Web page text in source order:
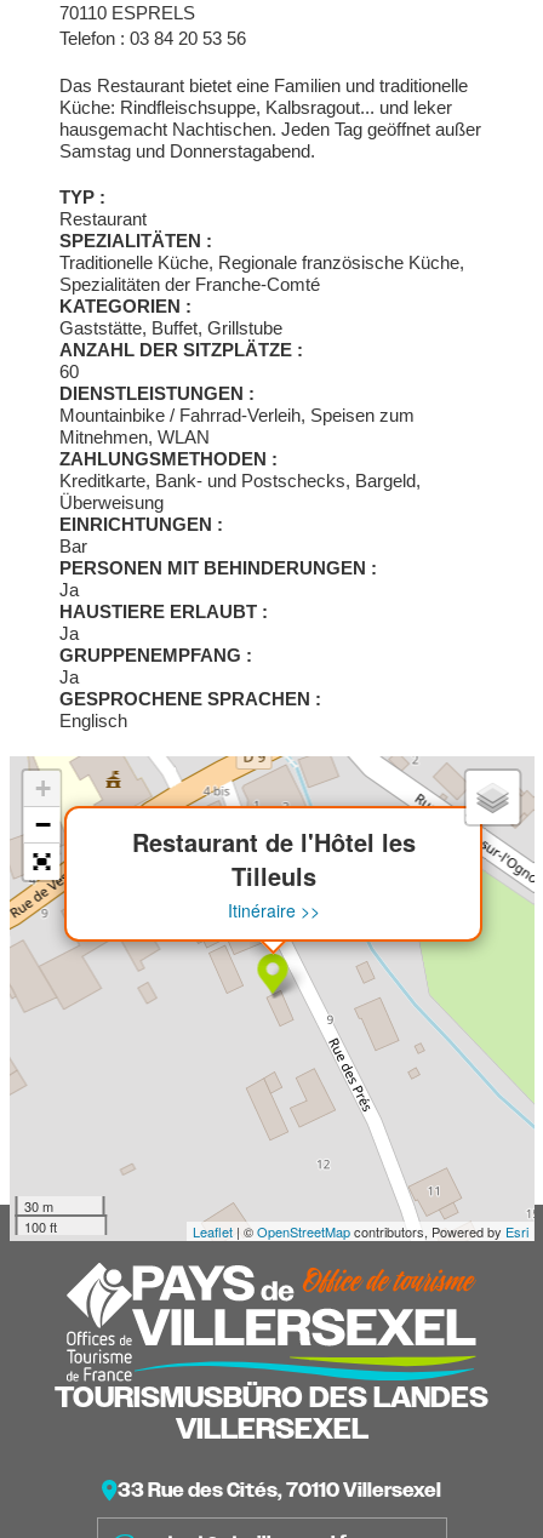
70110 ESPRELS
Telefon : 03 84 20 53 56
Das Restaurant bietet eine Familien und traditionelle
Küche: Rindfleischsuppe, Kalbsragout... und leker
hausgemacht Nachtischen. Jeden Tag geöffnet außer
Samstag und Donnerstagabend.
TYP :
Restaurant
SPEZIALITÄTEN :
Traditionelle Küche, Regionale französische Küche,
Spezialitäten der Franche-Comté
KATEGORIEN :
Gaststätte, Buffet, Grillstube
ANZAHL DER SITZPLÄTZE :
60
DIENSTLEISTUNGEN :
Mountainbike / Fahrrad-Verleih, Speisen zum
Mitnehmen, WLAN
ZAHLUNGSMETHODEN :
Kreditkarte, Bank- und Postschecks, Bargeld,
Überweisung
EINRICHTUNGEN :
Bar
PERSONEN MIT BEHINDERUNGEN :
Ja
HAUSTIERE ERLAUBT :
Ja
GRUPPENEMPFANG :
Ja
GESPROCHENE SPRACHEN :
Englisch
Restaurant de l'Hôtel les
Tilleuls
Itinéraire >>
×
+
−
30 m
100 ft
Leaflet| ©OpenStreetMapcontributors, Powered by Esri
TOURISMUSBÜRO DES LANDES
VILLERSEXEL
33 Rue des Cités, 70110 Villersexel